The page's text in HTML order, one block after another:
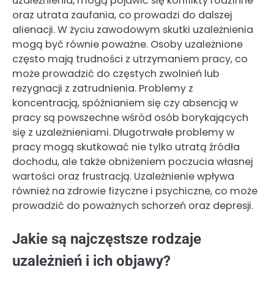
oraz utrata zaufania, co prowadzi do dalszej
alienacji. W życiu zawodowym skutki uzależnienia
mogą być równie poważne. Osoby uzależnione
często mają trudności z utrzymaniem pracy, co
może prowadzić do częstych zwolnień lub
rezygnacji z zatrudnienia. Problemy z
koncentracją, spóźnianiem się czy absencją w
pracy są powszechne wśród osób borykających
się z uzależnieniami. Długotrwałe problemy w
pracy mogą skutkować nie tylko utratą źródła
dochodu, ale także obniżeniem poczucia własnej
wartości oraz frustracją. Uzależnienie wpływa
również na zdrowie fizyczne i psychiczne, co może
prowadzić do poważnych schorzeń oraz depresji.
Jakie są najczęstsze rodzaje
uzależnień i ich objawy?